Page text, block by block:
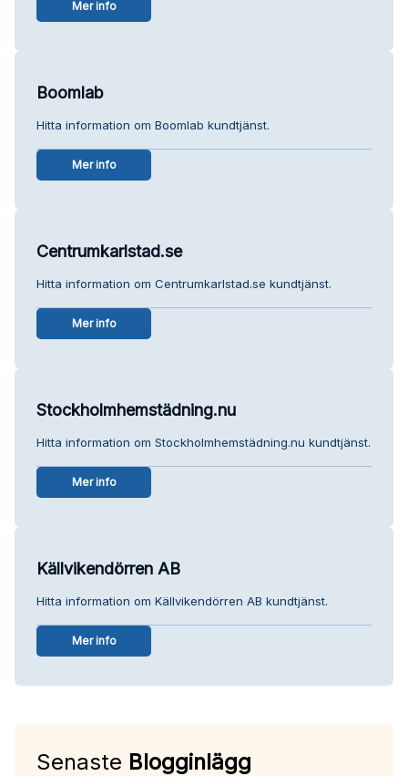
Mer info
Boomlab
Hitta information om Boomlab kundtjänst.
Mer info
Centrumkarlstad.se
Hitta information om Centrumkarlstad.se kundtjänst.
Mer info
Stockholmhemstädning.nu
Hitta information om Stockholmhemstädning.nu kundtjänst.
Mer info
Källvikendörren AB
Hitta information om Källvikendörren AB kundtjänst.
Mer info
Senaste Blogginlägg